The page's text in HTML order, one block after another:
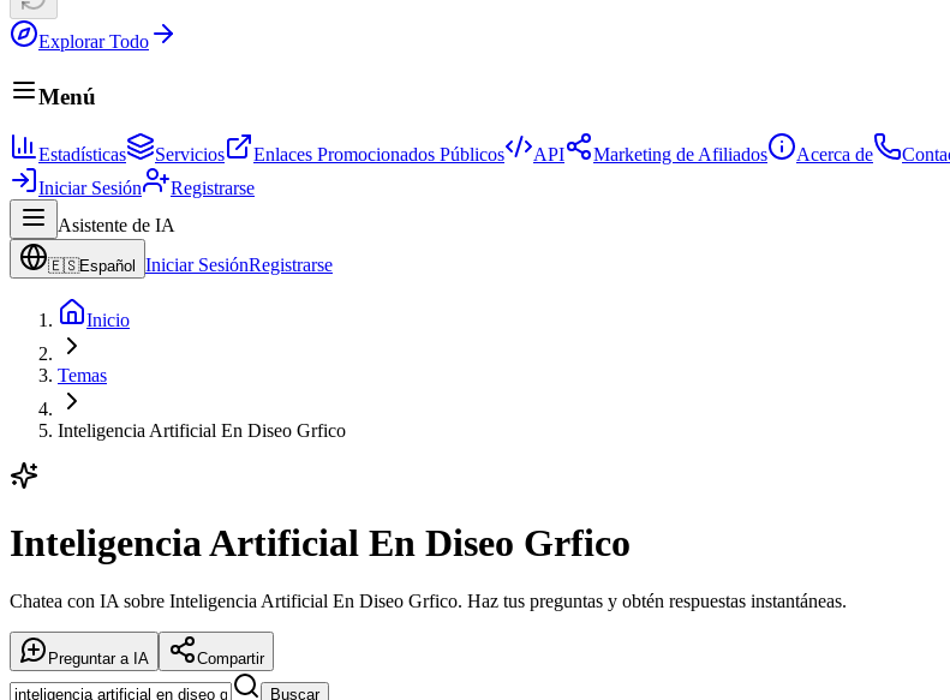
Explorar Todo
Menú
Estadísticas Servicios Enlaces Promocionados Públicos API Marketing de Afiliados Acerca de
Iniciar Sesión
Registrarse
Asistente de IA
🇪🇸Español Iniciar SesiónRegistrarse
Inicio
Temas
Inteligencia Artificial En Diseo Grfico
Inteligencia Artificial En Diseo Grfico
Chatea con IA sobre Inteligencia Artificial En Diseo Grfico. Haz tus preguntas y obtén respuestas instantáneas.
Preguntar a IA
Compartir
Buscar